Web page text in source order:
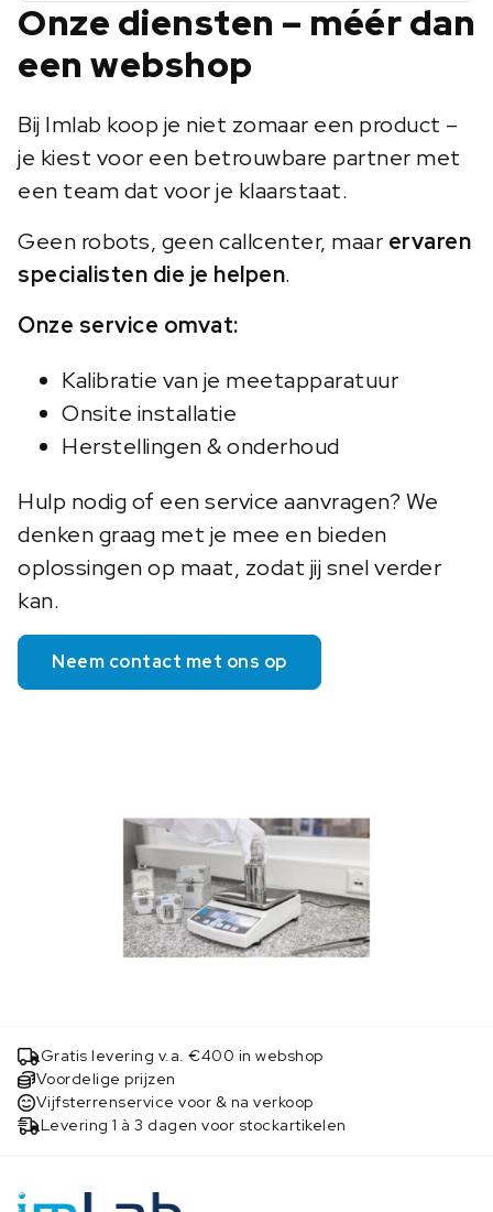
Onze diensten – méér dan
een webshop
Bij Imlab koop je niet zomaar een product –
je kiest voor een betrouwbare partner met
een team dat voor je klaarstaat.
Geen robots, geen callcenter, maar ervaren
specialisten die je helpen.
Onze service omvat:
Kalibratie van je meetapparatuur
Onsite installatie
Herstellingen & onderhoud
Hulp nodig of een service aanvragen? We
denken graag met je mee en bieden
oplossingen op maat, zodat jij snel verder
kan.
Neem contact met ons op
Gratis levering v.a. €400 in webshop
Voordelige prijzen
Vijfsterrenservice voor & na verkoop
Levering 1 à 3 dagen voor stockartikelen